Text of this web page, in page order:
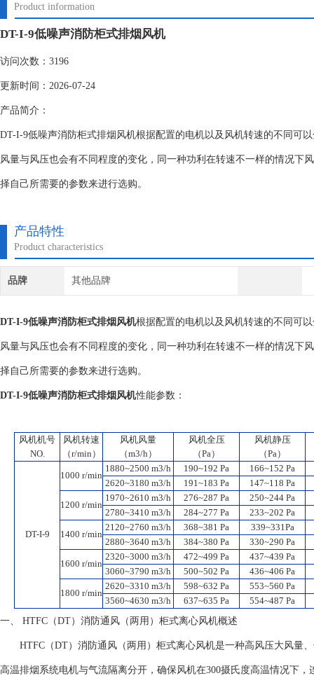
Product information
DT-I-9低噪声消防柜式排烟风机
访问次数：3196
更新时间：2026-07-24
产品简介：
DT-I-9低噪声消防柜式排烟风机根据配置的电机以及风机转速的不同可
风量与风压也会有不同程度的变化，同一种功利在转速不一样的情况下
择自己所需要的参数来进行选购。
产品特性
Product characteristics
品牌 其他品牌
DT-I-9低噪声消防柜式排烟风机根据配置的电机以及风机转速的不同可
风量与风压也会有不同程度的变化，同一种功利在转速不一样的情况下
择自己所需要的参数来进行选购。
DT-I-9低噪声消防柜式排烟风机性能参数：
风机机号
NO.
风机转速
（r/min ）
风机风量
（m3/h）
风机全压
（Pa）
风机静压
（Pa）
DT-I-9
1000 r/min
1880~2500 m3/h 190~192 Pa 166~152 Pa
2620~3180 m3/h 191~183 Pa 147~118 Pa
1200 r/min
1970~2610 m3/h 276~287 Pa 250~244 Pa
2780~3410 m3/h 284~277 Pa 233~202 Pa
1400 r/min
2120~2760 m3/h 368~381 Pa 339~331Pa
2880~3640 m3/h 384~380 Pa 330~290 Pa
1600 r/min
2320~3000 m3/h 472~499 Pa 437~439 Pa
3060~3790 m3/h 500~502 Pa 436~406 Pa
1800 r/min
2620~3310 m3/h 598~632 Pa 553~560 Pa
3560~4630 m3/h 637~635 Pa 554~487 Pa
一、 HTFC（DT）消防通风（两用）柜式离心风机概述
HTFC（DT）消防通风（两用）柜式离心风机是一种高风压大风量、
高温排烟系统电机与气流隔离分开，确保风机在300摄氏度高温情况下